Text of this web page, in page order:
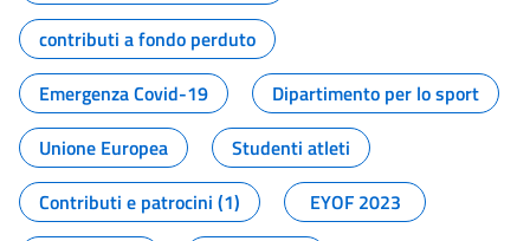
contributi a fondo perduto
Emergenza Covid-19
Dipartimento per lo sport
Unione Europea
Studenti atleti
Contributi e patrocini (1)
EYOF 2023